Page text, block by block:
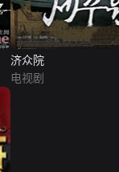
济众院
电视剧